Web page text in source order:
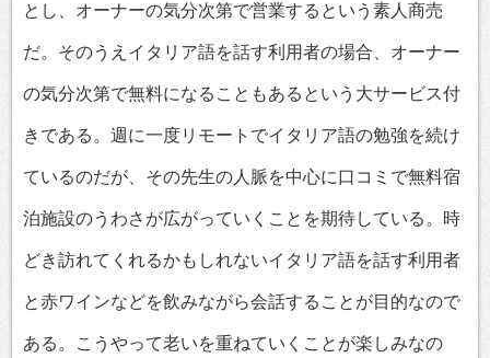
とし、オーナーの気分次第で営業するという素人商売
だ。そのうえイタリア語を話す利用者の場合、オーナー
の気分次第で無料になることもあるという大サービス付
きである。週に一度リモートでイタリア語の勉強を続け
ているのだが、その先生の人脈を中心に口コミで無料宿
泊施設のうわさが広がっていくことを期待している。時
どき訪れてくれるかもしれないイタリア語を話す利用者
と赤ワインなどを飲みながら会話することが目的なので
ある。こうやって老いを重ねていくことが楽しみなの